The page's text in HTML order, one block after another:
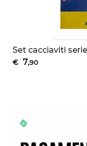
Set cacciaviti
€ 7,90